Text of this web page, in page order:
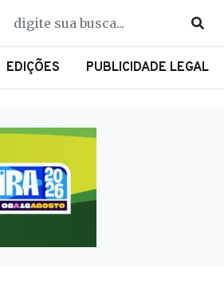
EDIÇÕES PUBLICIDADE LEGAL